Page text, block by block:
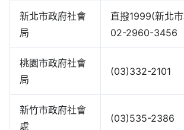
新北市政府社會
局
直撥1999(新北
02-2960-3456
桃園市政府社會
局
(03)332-2101
新竹市政府社會
處
(03)535-2386